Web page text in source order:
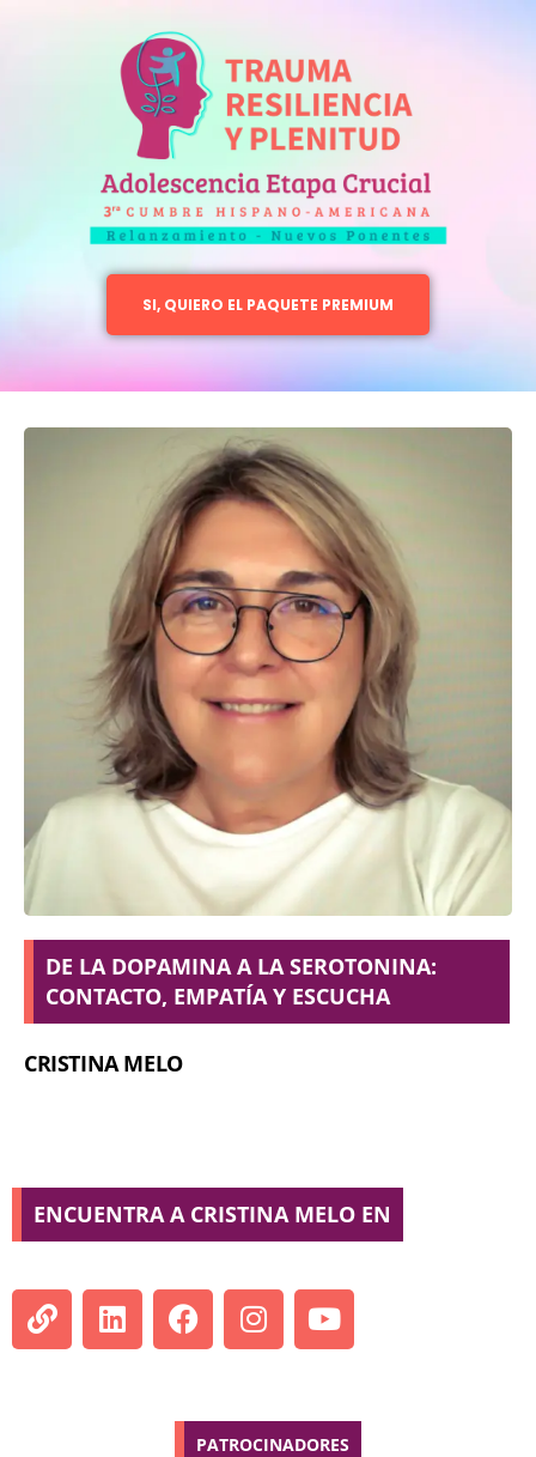
SI, QUIERO EL PAQUETE PREMIUM
DE LA DOPAMINA A LA SEROTONINA:
CONTACTO, EMPATÍA Y ESCUCHA
CRISTINA MELO
ENCUENTRA A CRISTINA MELO EN
PATROCINADORES